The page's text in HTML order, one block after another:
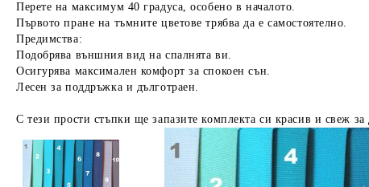
Перете на максимум 40 градуса, особено в началото.
Първото пране на тъмните цветове трябва да е самостоятелно.
Предимства:
Подобрява външния вид на спалнята ви.
Осигурява максимален комфорт за спокоен сън.
Лесен за поддръжка и дълготраен.
С тези прости стъпки ще запазите комплекта си красив и свеж за